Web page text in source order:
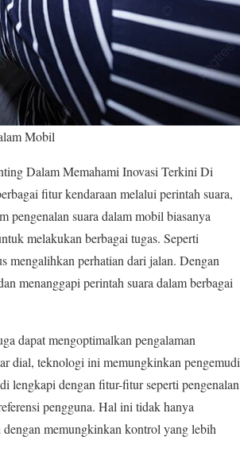
Mobil
Dalam Memahami Inovasi Terkini Di
fitur kendaraan melalui perintah suara,
pengenalan suara dalam mobil biasanya
melakukan berbagai tugas. Seperti
mengalihkan perhatian dari jalan. Dengan
menanggapi perintah suara dalam berbagai
dapat mengoptimalkan pengalaman
dial, teknologi ini memungkinkan pengemudi
lengkapi dengan fitur-fitur seperti pengenalan
pengguna. Hal ini tidak hanya
memungkinkan kontrol yang lebih